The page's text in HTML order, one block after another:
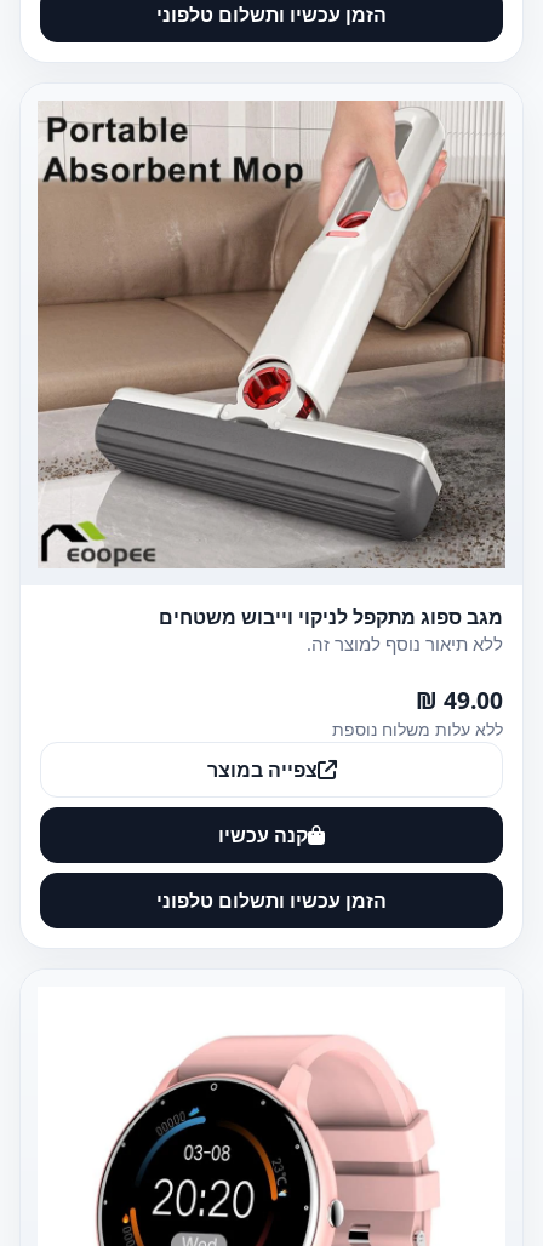
הזמן עכשיו ותשלום טלפוני
מגב ספוג מתקפל לניקוי וייבוש משטחים
ללא תיאור נוסף למוצר זה.
49.00 ₪
ללא עלות משלוח נוספת
צפייה במוצר
קנה עכשיו
הזמן עכשיו ותשלום טלפוני